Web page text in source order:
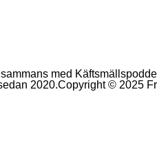
med
2020.Copyright © 2025